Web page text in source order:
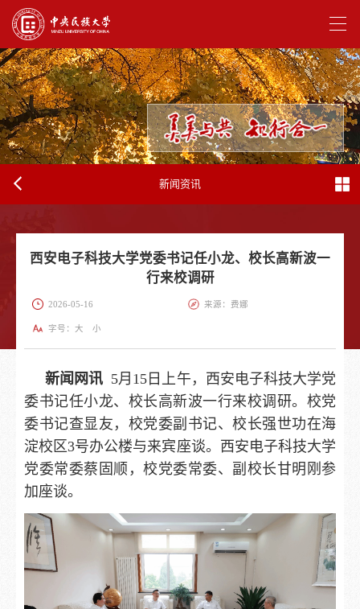
新闻资讯
西安电子科技大学党委书记任小龙、校长高新波一
行来校调研
2026-05-16 来源：费娜
字号： 大 小
新闻网讯 5月15日上午，西安电子科技大学党
委书记任小龙、校长高新波一行来校调研。校党
委书记查显友，校党委副书记、校长强世功在海
淀校区3号办公楼与来宾座谈。西安电子科技大学
党委常委蔡固顺，校党委常委、副校长甘明刚参
加座谈。